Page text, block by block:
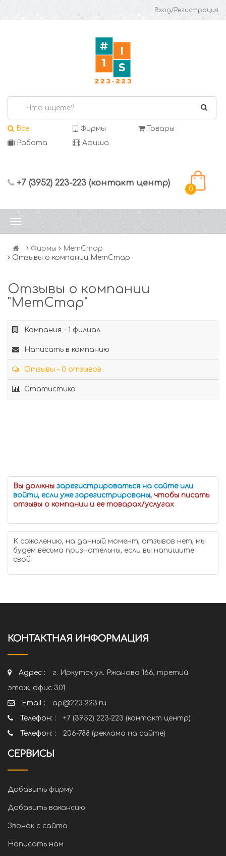
Вход/Регистрация
Все Фирмы
Товары
Работа
Афиша
+7 (3952) 223-223 (контакт центр)
0
Фирмы
МетСтар
Отзывы о компании МетСтар
Отзывы о компании
"МетСтар"
Компания - 1 филиал
Написать в компанию
Отзывы - 0 отзывов
Статистика
Вы должны зарегистрироваться на сайте или
войти, если уже зарегистрированы, чтобы писать
отзывы о компании и ее товарах/услугах
К сожалению, на данный момент, отзывов нет, мы
будем весьма признательны, если вы напишите
свой
КОНТАКТНАЯ ИНФОРМАЦИЯ
Адрес :
г. Иркутск ул. Ржанова 166, третий
этаж, офис 301
Email :
ap@223-223.ru
Телефон: :
+7 (3952) 223-223 (контакт центр)
Телефон: :
206-788 (реклама на сайте)
СЕРВИСЫ
Добавить фирму
Добавить вакансию
Звонок с сайта
Написать нам